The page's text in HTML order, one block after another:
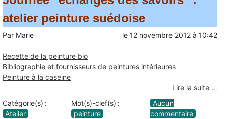
atelier peinture suédoise
Par Marie le 12 novembre 2012 à 10:42
Recette de la peinture bio
Bibliographie et fournisseurs de peintures intérieures
Peinture à la caseine
Lire la suite …
Catégorie(s) :
Atelier
Mot(s)-clef(s) :
peinture
Aucun
commentaire